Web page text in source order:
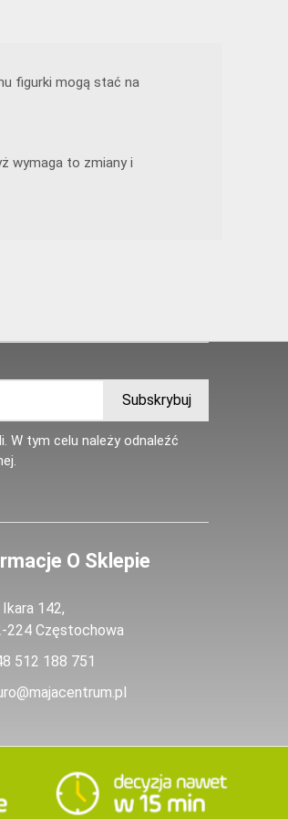
figurki mogą stać na
wymaga to zmiany i
W tym celu należy odnaleźć
O Sklepie
Ikara 142,
224 Częstochowa
512 188 751